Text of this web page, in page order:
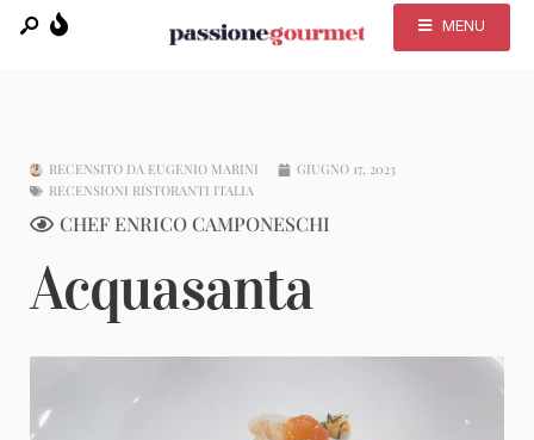
MENU
RECENSITO DA EUGENIO MARINI
GIUGNO 17, 2023
RECENSIONI RISTORANTI ITALIA
CHEF ENRICO CAMPONESCHI
Acquasanta